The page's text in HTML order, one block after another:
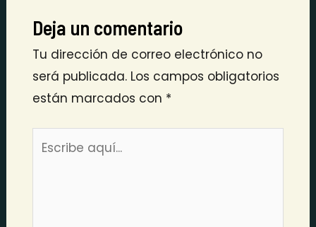
Deja un comentario
Tu dirección de correo electrónico no
será publicada. Los campos obligatorios
están marcados con *